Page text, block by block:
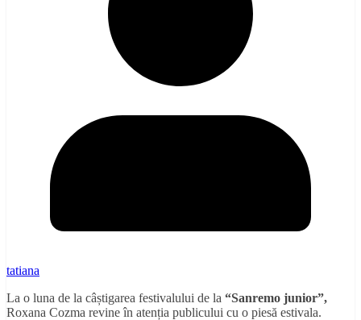
tatiana
La o luna de la câștigarea festivalului de la “Sanremo junior”,
Roxana Cozma revine în atenția publicului cu o piesă estivala.